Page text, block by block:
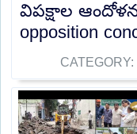
విపక్షాల
opposition
CATEGORY: